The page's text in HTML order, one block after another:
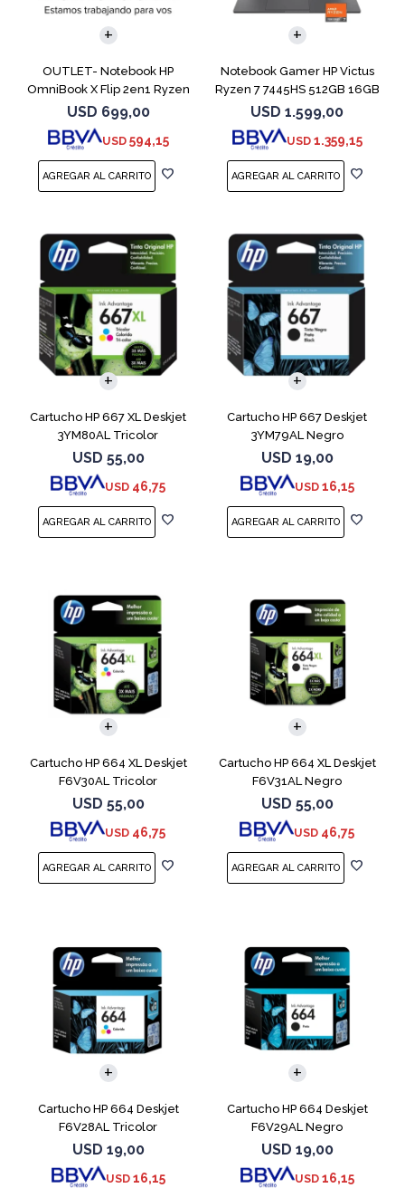
OUTLET- Notebook HP
OmniBook X Flip 2en1 Ryzen
5 512GB 8GB
USD 699,00
USD 594,15
COMPARAR
Notebook Gamer HP Victus
Ryzen 7 7445HS 512GB 16GB
RTX 4050
USD 1.599,00
USD 1.359,15
COMPARAR
Cartucho HP 667 XL Deskjet
3YM80AL Tricolor
USD 55,00
USD 46,75
Cartucho HP 667 Deskjet
3YM79AL Negro
USD 19,00
USD 16,15
Cartucho HP 664 XL Deskjet
F6V30AL Tricolor
USD 55,00
USD 46,75
Cartucho HP 664 XL Deskjet
F6V31AL Negro
USD 55,00
USD 46,75
Cartucho HP 664 Deskjet
F6V28AL Tricolor
USD 19,00
USD 16,15
Cartucho HP 664 Deskjet
F6V29AL Negro
USD 19,00
USD 16,15